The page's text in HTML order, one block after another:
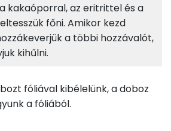
24%
Szénhidrát
14%
Zsír
17 kcal
4
adagban
100
grammban
24%
kakaóporral, az eritrittel és a
főni. Amikor kezd
a többi hozzávalót,
kihűlni.
fóliával kibélelünk, a doboz
a fóliából.